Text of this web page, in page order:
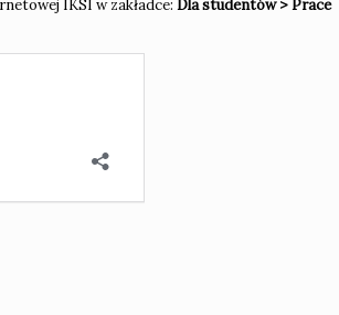
IKSI w zakładce: Dla studentów > Prace